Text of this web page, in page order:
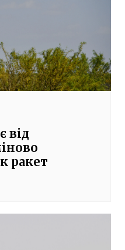
від
ракет